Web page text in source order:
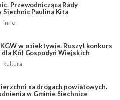
Przewodnicząca Rady
Siechnic Paulina Kita
inne
w obiektywie. Ruszył konkurs
Kół Gospodyń Wiejskich
kultura
na drogach powiatowych.
w Gminie Siechnice